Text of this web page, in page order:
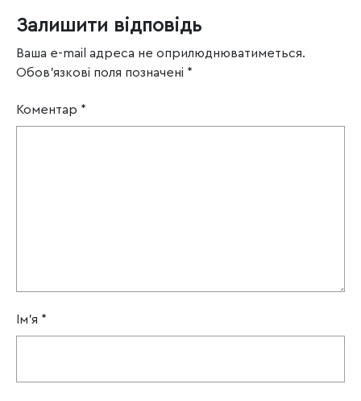
Залишити відповідь
Ваша e-mail адреса не оприлюднюватиметься.
Обов’язкові поля позначені *
Коментар *
Ім'я *